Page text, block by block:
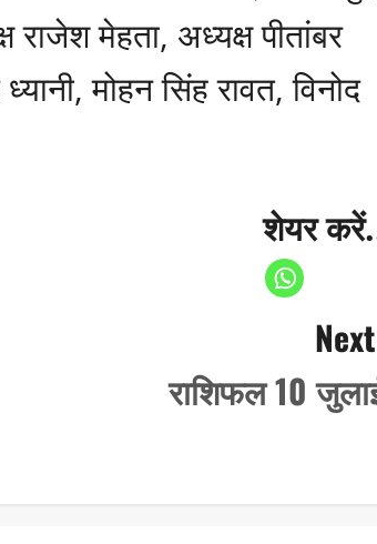
राजेश मेहता, अध्यक्ष पीतांबर
मोहन सिंह रावत, विनोद
शेयर
राशिफल 10